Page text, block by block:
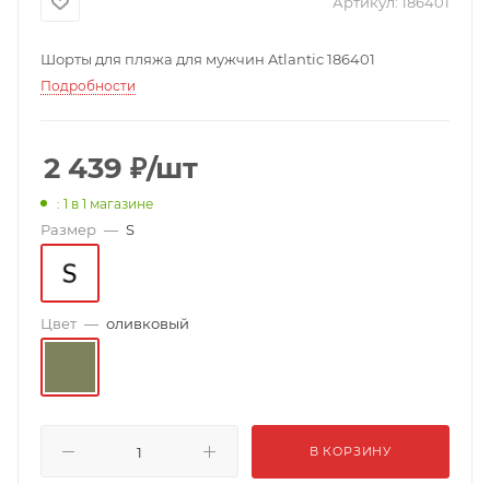
Шорты для пляжа для мужчин Atlantic 186401
Подробности
2 439 ₽/шт
: 1 в 1 магазине
Размер — S
Цвет — оливковый
В КОРЗИНУ